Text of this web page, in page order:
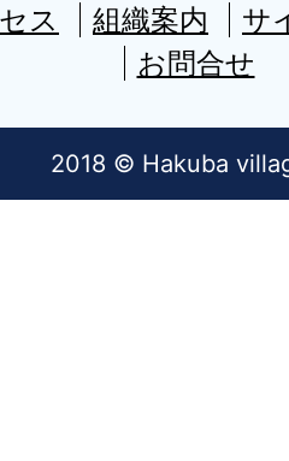
ス 組織案内
サ
お問合せ
2018 © Hakuba